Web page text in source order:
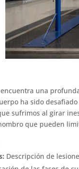
una
ha sido
sufrimos al girar
que pueden
Descripción de